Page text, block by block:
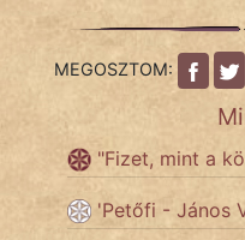
ZENE
ÉLETMÓD
MAGYARSÁG
MEGOSZTOM:
"Fizet, mint a
'Petőfi - János